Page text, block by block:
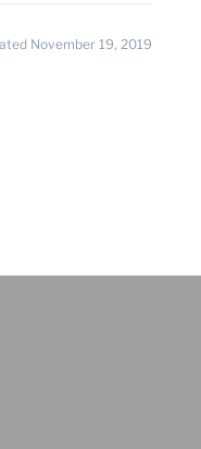
November 19, 2019